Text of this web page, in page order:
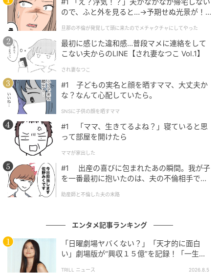
先行上映・独占配信を経て、待望のTV放送が
決定
アニメ『コードギアス 奪還のロゼ』は、2024年に劇場
で先行上映され、現在はディズニープラスで世界独占
配信されています。先行上映と独占配信という視聴層
が限られていた本作ですが、2026年7月より待望のTV
放送が決定しました。2008年に放送されたアニメ『コ
ードギアス 反逆のルルーシュ R2』から約18年ぶりと
なるTVシリーズに、SNSでは「衝撃…」「テレビでやる
ん！？」「一生ついていきます」との声があがってい
ます。
本作は、2020年に始動した“コードギアス Next
10years Project”の一環として発表されました。このプ
す。そして第2弾には、新作アニメ『コードギアス 奪
還のゼット』が発表されました。『奪還のゼット』と
いうタイトルは、後に現在の『奪還のロゼ』に改題さ
れています。
ので、ふと外を見ると…→予期せぬ光景が！
クチャにしてやった
旦那の不倫が発覚して頭に来たのでメチャクチャにしてやった
最初に感じた違和感…普段マメに連絡をして
こない夫からのLINE【され妻なつこ Vol.1】
され妻なつこ
#1 子どもの実名と顔を晒すママ、大丈夫か
な？なんて心配していたら。
SNSに子供の顔を晒すママ
#1 「ママ、生きてるよね？」寝ていると思
って部屋を開けたら
ママが家出した
#1 出産の喜びに包まれたあの瞬間。我が子
を一番最初に抱いたのは、夫の不倫相手でし
助産師と不倫した夫の末路
エンタメ記事ランキング
「日曜劇場ヤバくない？」「天才的に面白
い」劇場版が“興収１５億”を記録！「一生言
TRILL ニュース 2026.8.5